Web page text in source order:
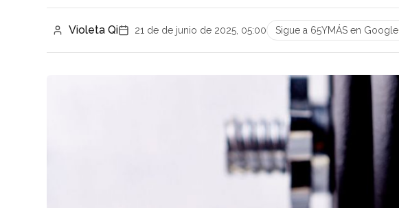
Violeta Qi 21 de de junio de 2025, 05:00 Sigue a 65YMÁS en Google